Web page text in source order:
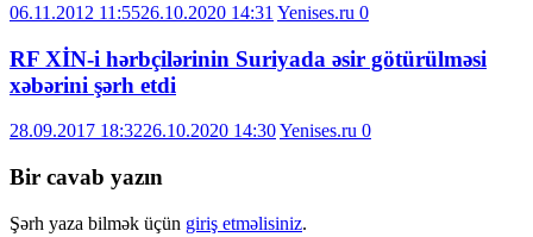
06.11.2012 11:5526.10.2020 14:31 Yenises.ru 0
RF XİN-i hərbçilərinin Suriyada əsir götürülməsi
xəbərini şərh etdi
28.09.2017 18:3226.10.2020 14:30Yenises.ru 0
Bir cavab yazın
Şərh yaza bilmək üçün giriş etməlisiniz.